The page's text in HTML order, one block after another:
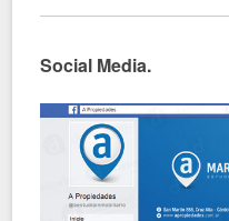
Social Media.